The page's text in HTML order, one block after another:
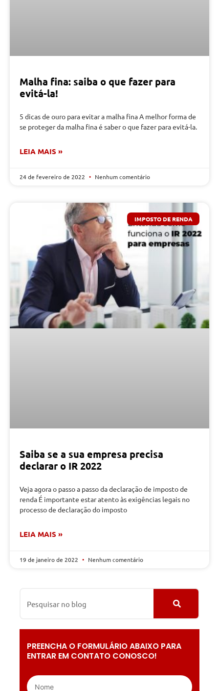
Malha fina: saiba o que fazer para
evitá-la!
5 dicas de ouro para evitar a malha fina A melhor forma de
se proteger da malha fina é saber o que fazer para evitá-la.
LEIA MAIS »
24 de fevereiro de 2022 Nenhum comentário
IMPOSTO DE RENDA
Saiba se a sua empresa precisa
declarar o IR 2022
Veja agora o passo a passo da declaração de imposto de
renda É importante estar atento às exigências legais no
processo de declaração do imposto
LEIA MAIS »
19 de janeiro de 2022 Nenhum comentário
PREENCHA O FORMULÁRIO ABAIXO PARA
ENTRAR EM CONTATO CONOSCO!